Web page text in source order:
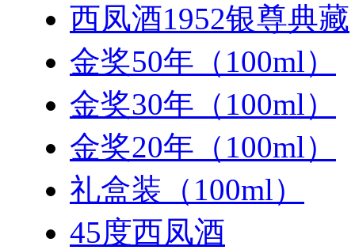
西凤酒1952银尊典藏
金奖50年（100ml）
金奖30年（100ml）
金奖20年（100ml）
礼盒装（100ml）
45度西凤酒